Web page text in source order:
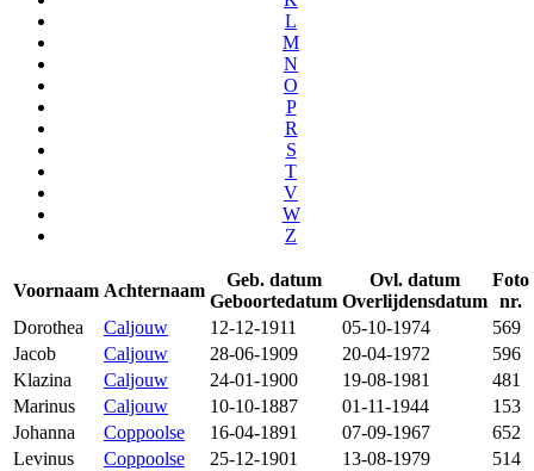
L
M
N
O
P
R
S
T
V
W
Z
Voornaam Achternaam
Geb. datum
Geboortedatum
Ovl. datum
Overlijdensdatum
Foto
nr.
Dorothea
Caljouw 12-12-1911 05-10-1974
569
Jacob
Caljouw 28-06-1909 20-04-1972
596
Klazina
Caljouw 24-01-1900 19-08-1981
481
Marinus
Caljouw 10-10-1887 01-11-1944
153
Johanna
Coppoolse 16-04-1891 07-09-1967
652
Levinus
Coppoolse 25-12-1901 13-08-1979
514